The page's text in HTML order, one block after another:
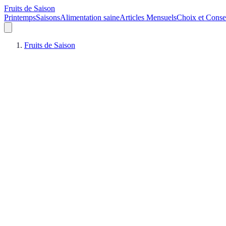
Fruits de Saison
PrintempsSaisonsAlimentation saineArticles MensuelsChoix et
Fruits de Saison